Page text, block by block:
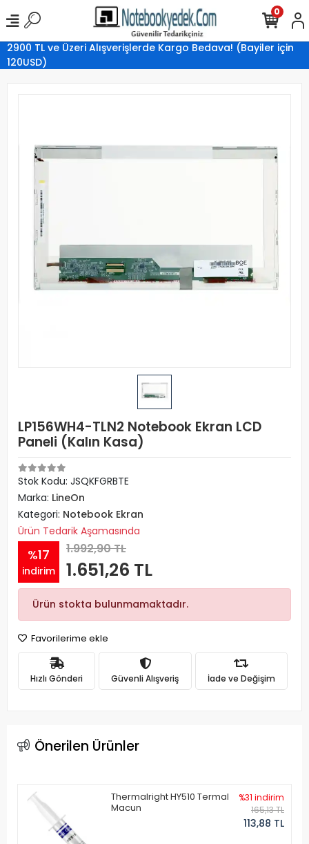
2900 TL ve Üzeri Alışverişlerde Kargo Bedava! (Bayiler için
120USD)
0
LP156WH4-TLN2 Notebook Ekran LCD
Paneli (Kalın Kasa)
Stok Kodu: JSQKFGRBTE
Marka: LineOn
Kategori: Notebook Ekran
Ürün Tedarik Aşamasında
%17
indirim
1.992,90 TL
1.651,26 TL
Ürün stokta bulunmamaktadır.
Favorilerime ekle
Hızlı Gönderi Güvenli Alışveriş İade ve Değişim
Önerilen Ürünler
Thermalright HY510 Termal
Macun
%31 indirim
165,13 TL
113,88 TL